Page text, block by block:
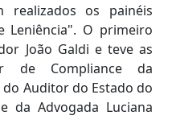
os painéis
Leniência". O primeiro
João Galdi e teve as
de Compliance da
Auditor do Estado do
da Advogada Luciana